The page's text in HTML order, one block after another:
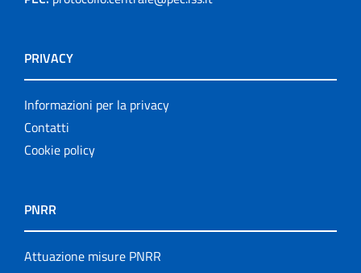
PRIVACY
Informazioni per la privacy
Contatti
Cookie policy
PNRR
Attuazione misure PNRR